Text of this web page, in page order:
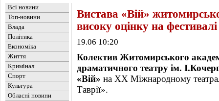
Всі новини
Топ-новини
Влада
Політика
Економіка
Життя
Кримінал
Спорт
Культура
Обласні новини
Вистава «Вій»
високу оцінку на
19.06 10:20
Колектив Житомирського
драматичного театру ім.
«Вій» на ХХ Міжнародному
Таврії».